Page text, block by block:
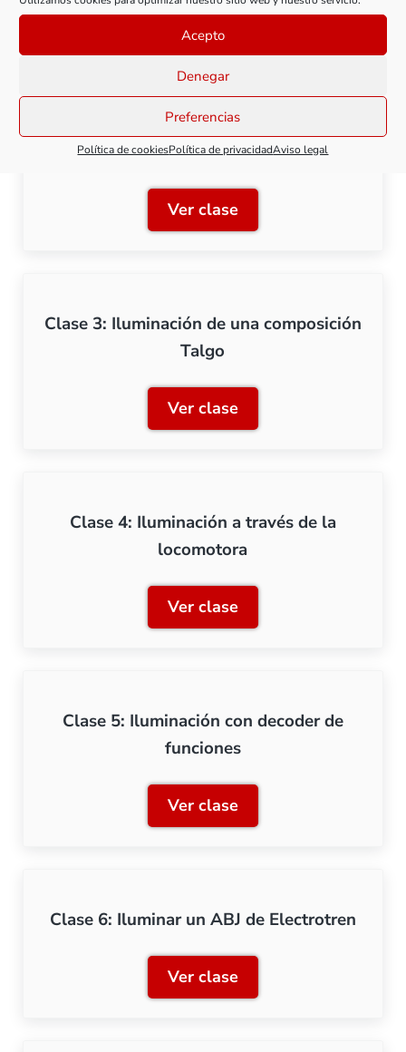
Acepto
Denegar
Preferencias
Política de cookiesPolítica de privacidadAviso legal
Ver claseClase 1: Componentes
Clase 2: Iluminación de un coche de
bogies
Ver claseClase 2: Iluminación de
Clase 3: Iluminación de una composición
Talgo
Ver claseClase 3: Iluminación de
Clase 4: Iluminación a través de la
locomotora
Ver claseClase 4: Iluminación a
Clase 5: Iluminación con decoder de
funciones
Ver claseClase 5: Iluminación con
Clase 6: Iluminar un ABJ de Electrotren
Ver claseClase 6: Iluminar un ABJ